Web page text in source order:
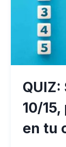
10/
en tu